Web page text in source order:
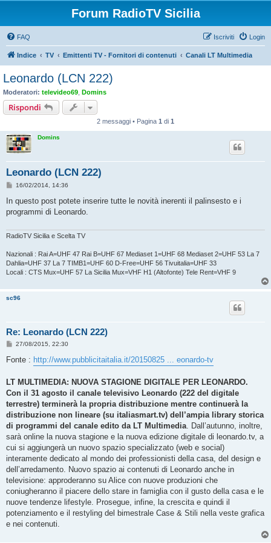
Forum RadioTV Sicilia
FAQ Login
Iscriviti
Indice TV Emittenti TV - Fornitori di contenuti Canali LT Multimedia
Leonardo (LCN 222)
Moderatori: televideo69 Domins
Rispondi
2 messaggi • Pagina 1 di 1
Domins
Leonardo (LCN 222)
M
s
a
i
16/02/2014, 14:36
In questo post potete inserire tutte le novità inerenti il palinsesto e i
programmi di Leonardo.
RadioTV Sicilia e Scelta TV
Nazionali : Rai A=UHF 47 Rai B=UHF 67 Mediaset 1=UHF 68 Mediaset 2=UHF 53 La 7
Dahlia=UHF 37 La 7 TIMB1=UHF 60 D-Free=UHF 56 Tivuitalia=UHF 33
Locali : CTS Mux=UHF 57 La Sicilia Mux=VHF H1 (Altofonte) Tele Rent=VHF 9
sc96
Re: Leonardo (LCN 222)
M
s
g
g
i
o
27/08/2015, 22:30
Fonte : http://www.pubblicitaitalia.it/20150825 ... eonardo-tv
LT MULTIMEDIA: NUOVA STAGIONE DIGITALE PER LEONARDO.
Con il 31 agosto il canale televisivo Leonardo (222 del digitale
terrestre) terminerà la propria distribuzione mentre continuerà la
distribuzione non lineare (su italiasmart.tv) dell’ampia library storica
di programmi del canale edito da LT Multimedia . Dall’autunno, inoltre,
sarà online la nuova stagione e la nuova edizione digitale di leonardo.tv, a
cui si aggiungerà un nuovo spazio specializzato (web e social)
interamente dedicato al mondo dei professionisti della casa, del design e
dell’arredamento. Nuovo spazio ai contenuti di Leonardo anche in
televisione: approderanno su Alice con nuove produzioni che
coniugheranno il piacere dello stare in famiglia con il gusto della casa e le
nuove tendenze lifestyle. Prosegue, infine, la crescita e quindi il
potenziamento e il restyling del bimestrale Case & Stili nella veste grafica
e nei contenuti.